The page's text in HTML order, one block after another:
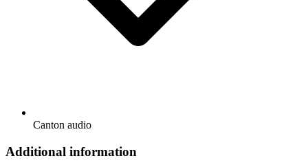
Canton audio
Additional information